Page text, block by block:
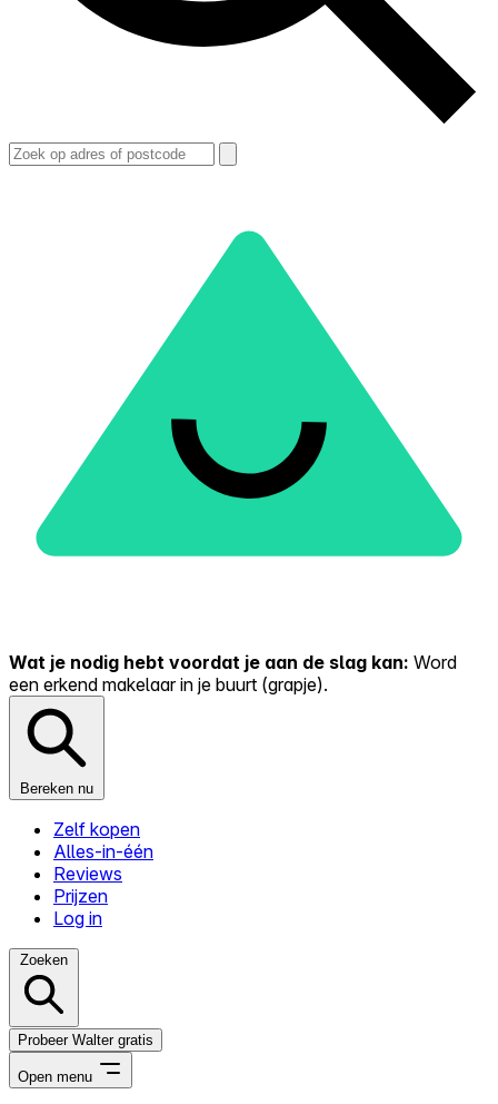
Wat je nodig hebt voordat je aan de slag kan: Word
een erkend makelaar in je buurt (grapje).
Bereken nu
Zelf kopen
Alles-in-één
Reviews
Prijzen
Log in
Zoeken
Probeer Walter gratis
Open menu